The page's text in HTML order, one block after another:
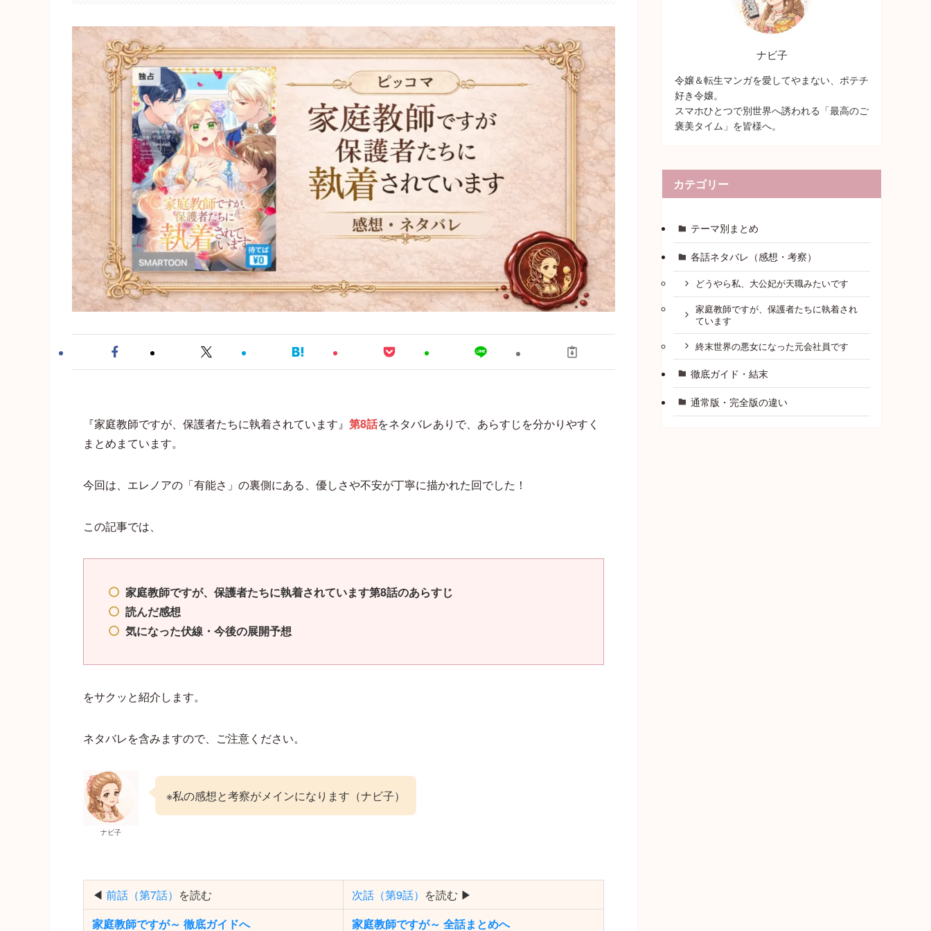
『家庭教師ですが、保護者たちに執着されています』 第8話をネタバレありで、あらすじを分かりやすく
まとめまています。
今回は、エレノアの「有能さ」の裏側にある、優しさや不安が丁寧に描かれた回でした！
この記事では、
家庭教師ですが、保護者たちに執着されています第8話のあらすじ
読んだ感想
気になった伏線・今後の展開予想
をサクッと紹介します。
ネタバレを含みますので、ご注意ください。
ナビ子
※私の感想と考察がメインになります（ナビ子）
◀ 前話（第7話） を読む 次話（第9話） を読む ▶
家庭教師ですが～ 徹底ガイドへ
家庭教師ですが～ 全話まとめへ
ナビ子
令嬢＆転生マンガを愛してやまない、ポテチ
好き令嬢。
スマホひとつで別世界へ誘われる「最高のご
褒美タイム」を皆様へ。
カテゴリー
テーマ別まとめ
各話ネタバレ（感想・考察）
どうやら私、大公妃が天職みたいです
家庭教師ですが、保護者たちに執着され
ています
終末世界の悪女になった元会社員です
徹底ガイド・結末
通常版・完全版の違い